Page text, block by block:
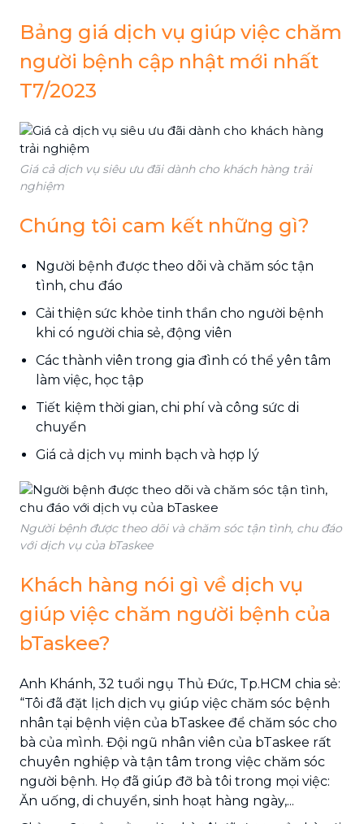
Bảng giá dịch vụ giúp việc chăm
người bệnh cập nhật mới nhất
T7/2023
Giá cả dịch vụ siêu ưu đãi dành cho khách hàng trải
nghiệm
Chúng tôi cam kết những gì?
Người bệnh được theo dõi và chăm sóc tận
tình, chu đáo
Cải thiện sức khỏe tinh thần cho người bệnh
khi có người chia sẻ, động viên
Các thành viên trong gia đình có thể yên tâm
làm việc, học tập
Tiết kiệm thời gian, chi phí và công sức di
chuyển
Giá cả dịch vụ minh bạch và hợp lý
Người bệnh được theo dõi và chăm sóc tận tình, chu đáo
với dịch vụ của bTaskee
Khách hàng nói gì về dịch vụ
giúp việc chăm người bệnh của
bTaskee?
Anh Khánh, 32 tuổi ngụ Thủ Đức, Tp.HCM chia sẻ:
“Tôi đã đặt lịch dịch vụ giúp việc chăm sóc bệnh
nhân tại bệnh viện của bTaskee để chăm sóc cho
bà của mình. Đội ngũ nhân viên của bTaskee rất
chuyên nghiệp và tận tâm trong việc chăm sóc
người bệnh. Họ đã giúp đỡ bà tôi trong mọi việc:
Ăn uống, di chuyển, sinh hoạt hàng ngày,...